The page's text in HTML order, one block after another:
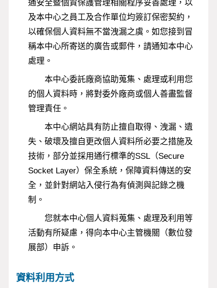
通安全暨個資保護管理相關程序妥善處理，以
及本中心之員工及合作單位均簽訂保密契約，
以確保個人資料無不當洩漏之虞。如您接到冒
稱本中心所寄送的廣告或郵件，請通知本中心
處理。
本中心委託廠商協助蒐集、處理或利用您
的個人資料時，將對委外廠商或個人善盡監督
管理責任。
本中心網站具有防止擅自取得、洩漏、遺
失、破壞及擅自更改個人資料所必要之措施及
技術，部分並採用通行標準的SSL（Secure
Socket Layer）保全系統，保障資料傳送的安
全，並針對網站入侵行為有偵測與記錄之機
制。
您就本中心個人資料蒐集、處理及利用等
活動有所疑慮，得向本中心主管機關（數位發
展部）申訴。
資料利用方式